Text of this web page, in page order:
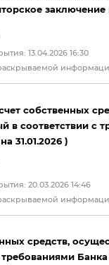
заключение
13.04.2026 16:30
собственных
в соответствии с
31.01.2026 )
20.03.2026 14:46
средств,
требованиями